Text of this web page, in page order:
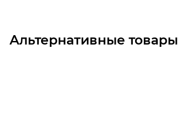
Альтернативные товары